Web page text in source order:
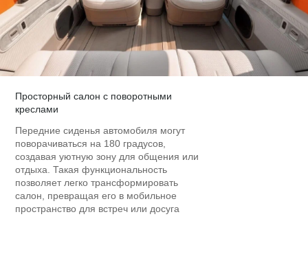
Просторный салон с поворотными
креслами
Передние сиденья автомобиля могут
поворачиваться на 180 градусов,
создавая уютную зону для общения или
отдыха. Такая функциональность
позволяет легко трансформировать
салон, превращая его в мобильное
пространство для встреч или досуга